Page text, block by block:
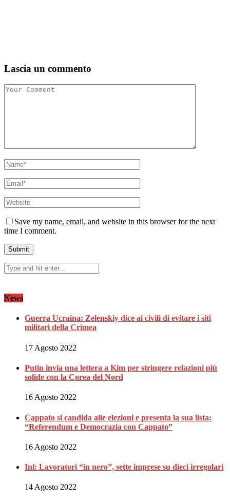
Lascia un commento
Save my name, email, and website in this browser for the next
time I comment.
News
Guerra Ucraina: Zelenskiy dice ai civili di evitare i siti
militari della Crimea
17 Agosto 2022
Putin invia una lettera a Kim per stringere relazioni più
solide con la Corea del Nord
16 Agosto 2022
Cappato si candida alle elezioni e presenta la sua lista:
“Referendum e Democrazia con Cappato”
16 Agosto 2022
Inl: Lavoratori “in nero”, sette imprese su dieci irregolari
14 Agosto 2022